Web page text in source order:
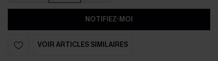
NOTIFIEZ-MOI
VOIR ARTICLES SIMILAIRES